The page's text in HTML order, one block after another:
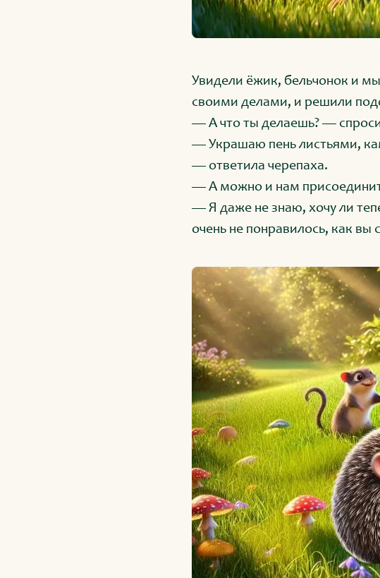
Увидели ёжик, бельчонок и
своими делами, и решили
— А что ты делаешь? —
— Украшаю пень листьями,
— ответила черепаха.
— А можно и нам
— Я даже не знаю, хочу ли
очень не понравилось, как вы